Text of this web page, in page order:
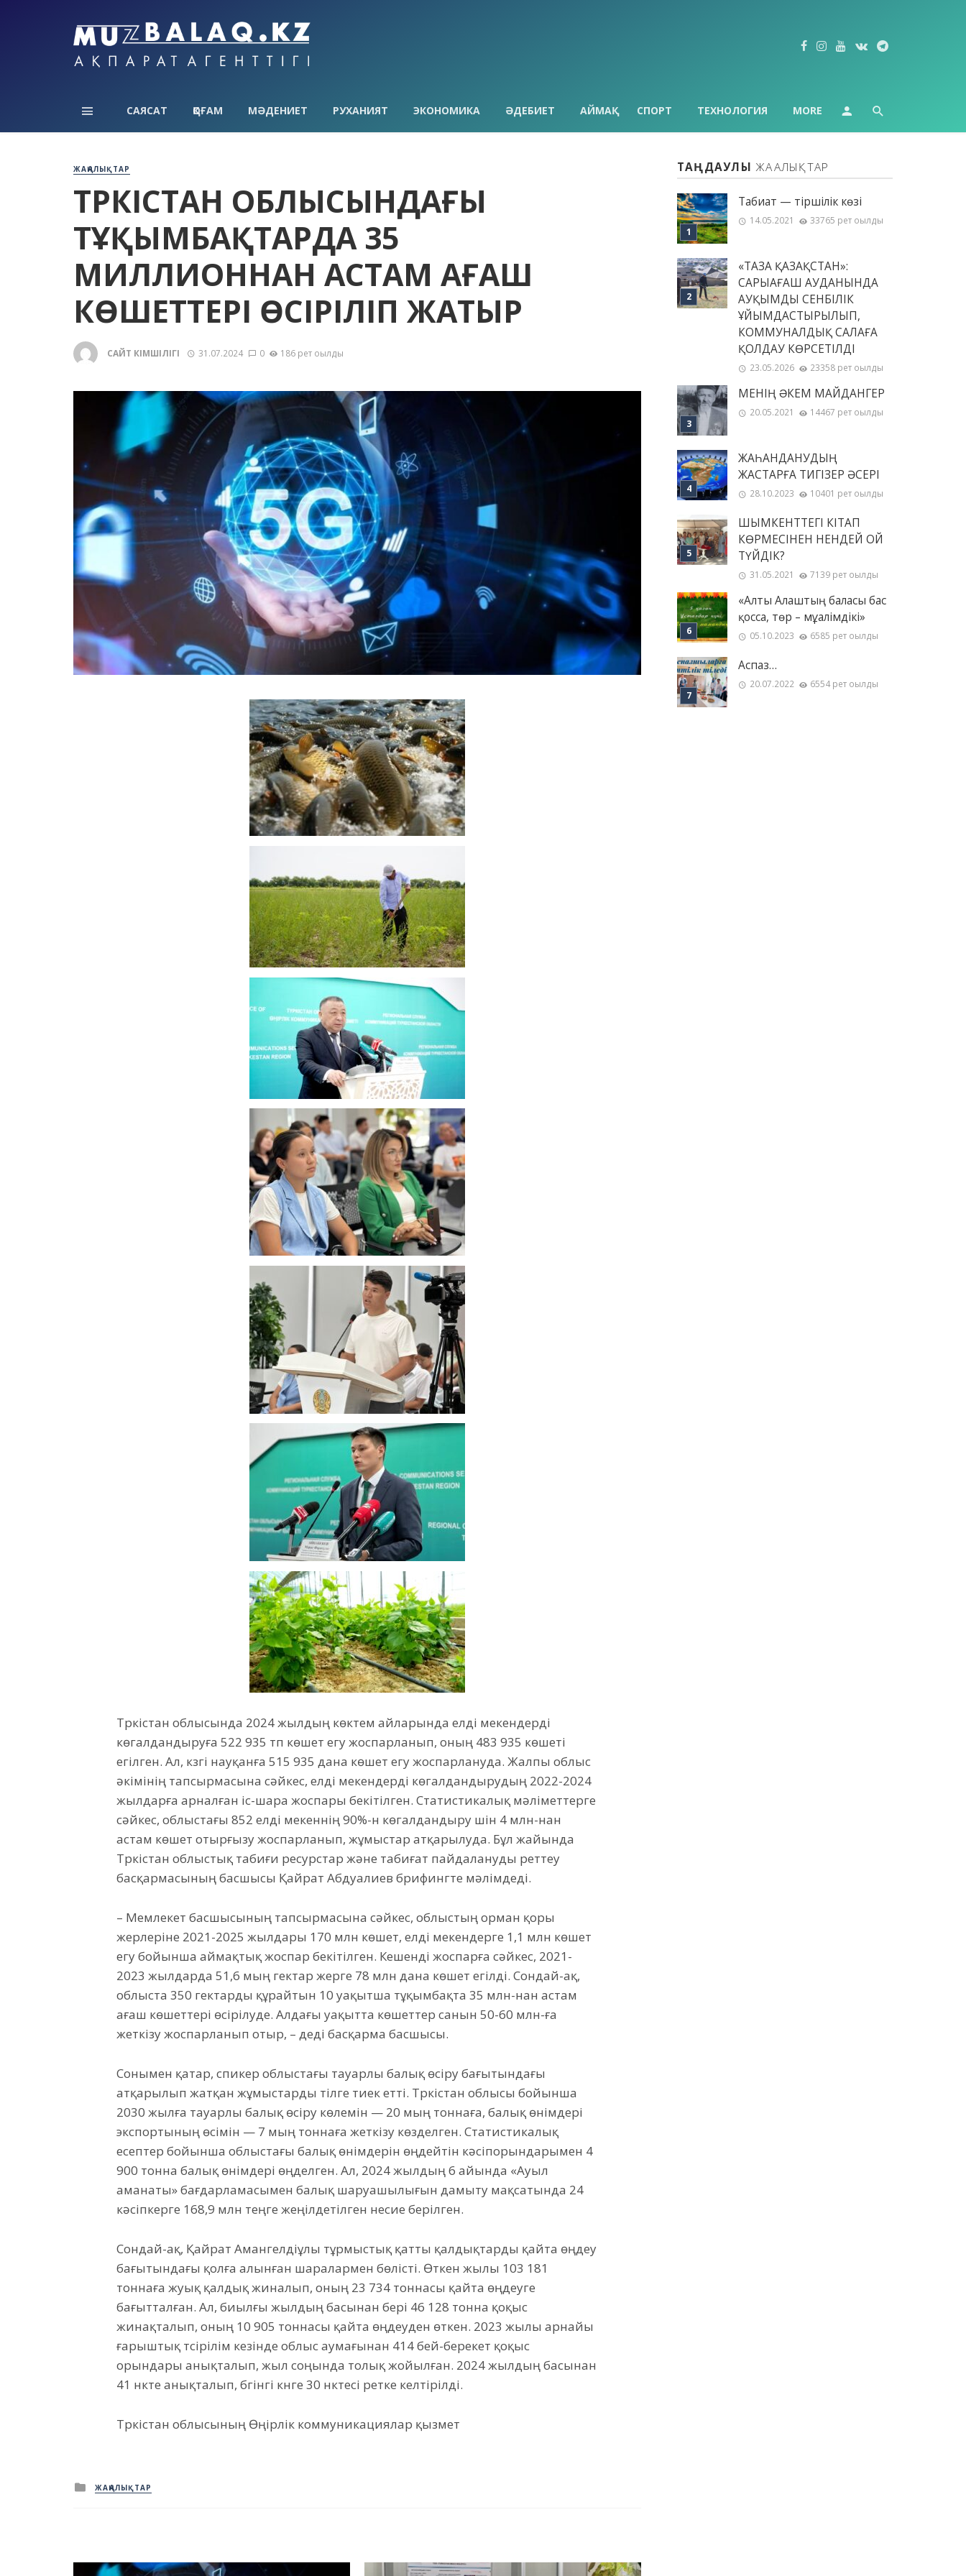
САЯСАТ ҚОҒАМ МӘДЕНИЕТ РУХАНИЯТ ЭКОНОМИКА ӘДЕБИЕТ АЙМАҚ СПОРТ ТЕХНОЛОГИЯ MORE
ЖАҢАЛЫҚТАР
ТҮРКІСТАН ОБЛЫСЫНДАҒЫ
ТҰҚЫМБАҚТАРДА 35
МИЛЛИОННАН АСТАМ АҒАШ
КӨШЕТТЕРІ ӨСІРІЛІП ЖАТЫР
САЙТ ӘКІМШІЛІГІ 31.07.2024 0 186 рет оқылды
Түркістан облысында 2024 жылдың көктем айларында елді мекендерді
көгалдандыруға 522 935 түп көшет егу жоспарланып, оның 483 935 көшеті
егілген. Ал, күзгі науқанға 515 935 дана көшет егу жоспарлануда. Жалпы облыс
әкімінің тапсырмасына сәйкес, елді мекендерді көгалдандырудың 2022-2024
жылдарға арналған іс-шара жоспары бекітілген. Статистикалық мәліметтерге
сәйкес, облыстағы 852 елді мекеннің 90%-н көгалдандыру үшін 4 млн-нан
астам көшет отырғызу жоспарланып, жұмыстар атқарылуда. Бұл жайында
Түркістан облыстық табиғи ресурстар және табиғат пайдалануды реттеу
басқармасының басшысы Қайрат Абдуалиев брифингте мәлімдеді.
– Мемлекет басшысының тапсырмасына сәйкес, облыстың орман қоры
жерлеріне 2021-2025 жылдары 170 млн көшет, елді мекендерге 1,1 млн көшет
егу бойынша аймақтық жоспар бекітілген. Кешенді жоспарға сәйкес, 2021-
2023 жылдарда 51,6 мың гектар жерге 78 млн дана көшет егілді. Сондай-ақ,
облыста 350 гектарды құрайтын 10 уақытша тұқымбақта 35 млн-нан астам
ағаш көшеттері өсірілуде. Алдағы уақытта көшеттер санын 50-60 млн-ға
жеткізу жоспарланып отыр, – деді басқарма басшысы.
Сонымен қатар, спикер облыстағы тауарлы балық өсіру бағытындағы
атқарылып жатқан жұмыстарды тілге тиек етті. Түркістан облысы бойынша
2030 жылға тауарлы балық өсіру көлемін — 20 мың тоннаға, балық өнімдері
экспортының өсімін — 7 мың тоннаға жеткізу көзделген. Статистикалық
есептер бойынша облыстағы балық өнімдерін өңдейтін кәсіпорындарымен 4
900 тонна балық өнімдері өңделген. Ал, 2024 жылдың 6 айында «Ауыл
аманаты» бағдарламасымен балық шаруашылығын дамыту мақсатында 24
кәсіпкерге 168,9 млн теңге жеңілдетілген несие берілген.
Сондай-ақ, Қайрат Амангелдіұлы тұрмыстық қатты қалдықтарды қайта өңдеу
бағытындағы қолға алынған шаралармен бөлісті. Өткен жылы 103 181
тоннаға жуық қалдық жиналып, оның 23 734 тоннасы қайта өңдеуге
бағытталған. Ал, биылғы жылдың басынан бері 46 128 тонна қоқыс
жинақталып, оның 10 905 тоннасы қайта өңдеуден өткен. 2023 жылы арнайы
ғарыштық түсірілім кезінде облыс аумағынан 414 бей-берекет қоқыс
орындары анықталып, жыл соңында толық жойылған. 2024 жылдың басынан
41 нүкте анықталып, бүгінгі күнге 30 нүктесі ретке келтірілді.
Түркістан облысының Өңірлік коммуникациялар қызмет
Posted
in
ЖАҢАЛЫҚТАР
ТАҢДАУЛЫ ЖАҢАЛЫҚТАР
Табиғат — тіршілік көзі
14.05.2021 33765 рет оқылды
«ТАЗА ҚАЗАҚСТАН»:
САРЫАҒАШ АУДАНЫНДА
АУҚЫМДЫ СЕНБІЛІК
ҰЙЫМДАСТЫРЫЛЫП,
КОММУНАЛДЫҚ САЛАҒА
ҚОЛДАУ КӨРСЕТІЛДІ
23.05.2026 23358 рет оқылды
МЕНІҢ ƏКЕМ МАЙДАНГЕР
20.05.2021 14467 рет оқылды
ЖАҺАНДАНУДЫҢ
ЖАСТАРҒА ТИГІЗЕР ӘСЕРІ
28.10.2023 10401 рет оқылды
ШЫМКЕНТТЕГІ КІТАП
КӨРМЕСІНЕН НЕНДЕЙ ОЙ
ТҮЙДІК?
31.05.2021 7139 рет оқылды
«Алты Алаштың баласы бас
қосса, төр – мұғалімдікі»
05.10.2023 6585 рет оқылды
Аспаз…
20.07.2022 6554 рет оқылды